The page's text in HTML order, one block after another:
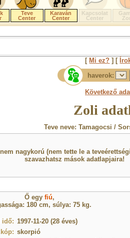
Teve
Center
Karaván
Center
Kapcsolat
Center
[ Mi ez? ] [
haverok:
Következő
Zoli
Teve neve: Tamagocsi /
nagykorú (nem tette le a
szavazhatsz mások adatlapjaira!
Ő egyfiú,
180 cm, súlya: 75 kg.
idő: 1997-11-20 (28 éves)
skorpió